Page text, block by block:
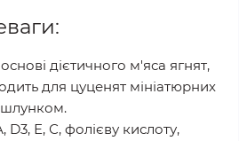
дієтичного м'яса ягнят,
для цуценят мініатюрних
шлунком.
D3, Е, С, фолієву кислоту,